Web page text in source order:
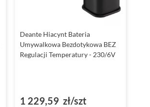
Deante Hiacynt Bateria
Umywalkowa Bezdotykowa BEZ
Regulacji Temperatury - 230/6V
1 229,59 zł/szt